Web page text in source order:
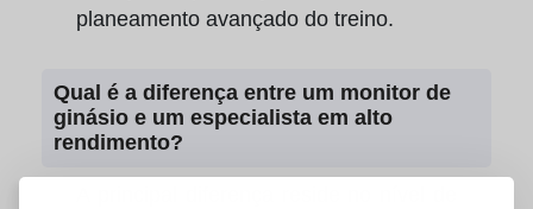
planeamento avançado do treino.
Qual é a diferença entre um monitor de
ginásio e um especialista em alto
rendimento?